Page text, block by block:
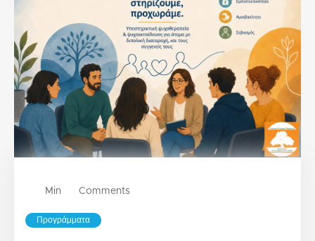
Min Comments
Προγράμματα